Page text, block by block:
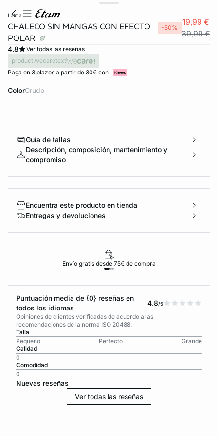
lalma
CHALECO SIN MANGAS CON EFECTO
POLAR
-50%
19,99 €
39,99 €
4.8
Ver todas las reseñas
product.wecaretext
Paga en 3 plazos a partir de 30€ con
Color crudo
Guía de tallas
Descripción, composición, mantenimiento y
compromiso
Encuentra este producto en tienda
Entregas y devoluciones
Envío gratis desde 75€ de compra
Puntuación media de {0} reseñas en
todos los idiomas
4.8/5
Opiniones de clientes verificadas de acuerdo a las
recomendaciones de la norma ISO 20488.
Talla
Pequeño
Perfecto
Grande
Calidad
0
Comodidad
0
Nuevas reseñas
Ver todas las reseñas